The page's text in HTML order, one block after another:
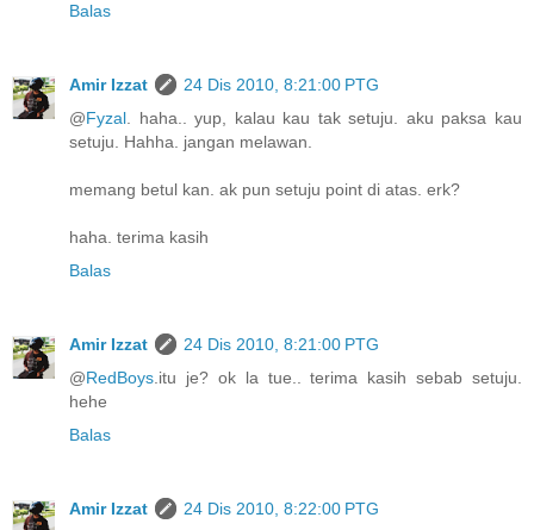
Balas
Amir Izzat
24 Dis 2010, 8:21:00 PTG
@Fyzal. haha.. yup, kalau kau tak setuju. aku paksa kau
setuju. Hahha. jangan melawan.
memang betul kan. ak pun setuju point di atas. erk?
haha. terima kasih
Balas
Amir Izzat
24 Dis 2010, 8:21:00 PTG
@RedBoys .itu je? ok la tue.. terima kasih sebab setuju.
hehe
Balas
Amir Izzat 24 Dis 2010, 8:22:00 PTG